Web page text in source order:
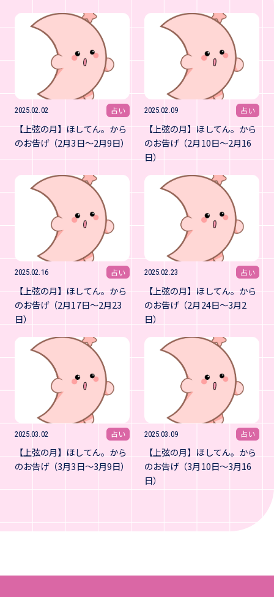
2025.02.02 占い
【上弦の月】ほしてん。から
のお告げ（2月3日～2月9日）
2025.02.09 占い
【上弦の月】ほしてん。から
のお告げ（2月10日～2月16
日）
2025.02.16 占い
【上弦の月】ほしてん。から
のお告げ（2月17日～2月23
日）
2025.02.23 占い
【上弦の月】ほしてん。から
のお告げ（2月24日～3月2
日）
2025.03.02 占い
【上弦の月】ほしてん。から
のお告げ（3月3日～3月9日）
2025.03.09 占い
【上弦の月】ほしてん。から
のお告げ（3月10日～3月16
日）